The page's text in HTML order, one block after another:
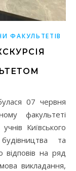
ФАКУЛЬТЕТІВ
факультеті
Київського
та
відповів на ряд
викладання,